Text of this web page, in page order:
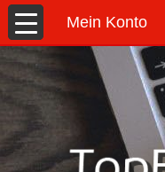
Mein Konto